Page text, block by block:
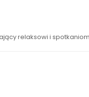
relaksowi i